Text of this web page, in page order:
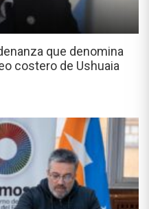
que denomina
costero de Ushuaia